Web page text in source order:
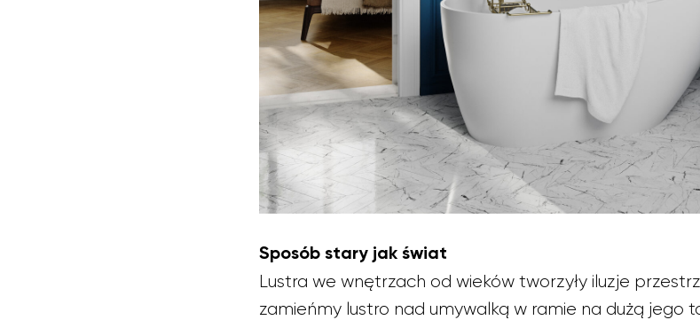
Sposób stary jak świat
Lustra we wnętrzach od wieków tworzyły iluzje
zamieńmy lustro nad umywalką w ramie na dużą jego